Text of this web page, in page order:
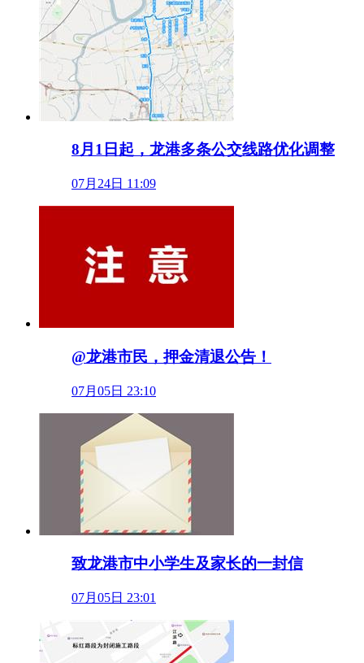
8月1日起，龙港多条公交线路优化调整
07月24日 11:09
@龙港市民，押金清退公告！
07月05日 23:10
致龙港市中小学生及家长的一封信
07月05日 23:01